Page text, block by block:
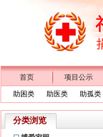
首页 项目公示
助困类
助医类 助孤类
分类浏览